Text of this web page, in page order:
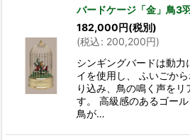
バードケージ「金」鳥3
182,000円(税別)
(税込: 200,200円)
シンギングバードは動力
イを使用し、 ふいごか
り込み、鳥の鳴く声をリ
す。 高級感のあるゴー
鳥が…